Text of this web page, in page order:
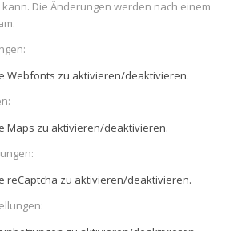
Die Änderungen werden nach einem
Webfonts zu aktivieren/deaktivieren.
Maps zu aktivieren/deaktivieren.
reCaptcha zu aktivieren/deaktivieren.